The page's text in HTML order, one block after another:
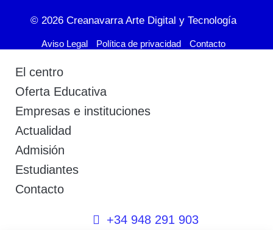
© 2026 Creanavarra Arte Digital y Tecnología
Aviso Legal Política de privacidad Contacto
El centro
Oferta Educativa
Empresas e instituciones
Actualidad
Admisión
Estudiantes
Contacto
+34 948 291 903